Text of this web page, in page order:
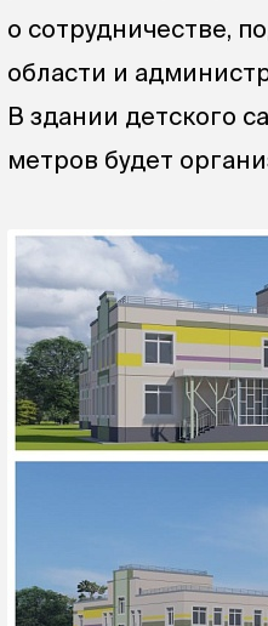
о сотрудничестве,
области и
В здании детского
метров будет